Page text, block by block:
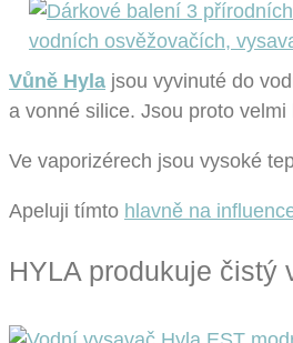
Vůně Hyla jsou vyvinuté do
a vonné silice. Jsou proto velmi
Ve vaporizérech jsou vysoké
Apeluji tímto hlavně na
HYLA produkuje čistý